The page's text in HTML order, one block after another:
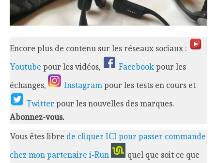
Encore plus de contenu sur les réseaux sociaux :
Youtube pour les vidéos, Facebookpour les
échanges,
Instagrampour les tests en cours et
Twitterpour les nouvelles des marques.
Abonnez-vous.
Vous êtes libre de cliquer ICI pour passer commande
chez mon partenaire i-Run
quel que soit ce que